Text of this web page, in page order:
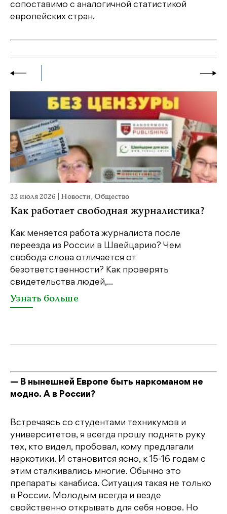
сопоставимо с аналогичной статистикой
европейских стран.
22 июля 2026 Новости,Общество
Как работает свободная журналистика?
Как меняется работа журналиста после
переезда из России в Швейцарию? Чем
свобода слова отличается от
безответственности? Как проверять
свидетельства людей,...
Узнать больше
— В нынешней Европе быть наркоманом не
модно. А в России?
Встречаясь со студентами техникумов и
университетов, я всегда прошу поднять руку
тех, кто видел, пробовал, кому предлагали
наркотики. И становится ясно, к 15-16 годам с
этим сталкивались многие. Обычно это
препараты канабиса. Ситуация такая не только
в России. Молодым всегда и везде
свойственно открывать для себя новое. Но